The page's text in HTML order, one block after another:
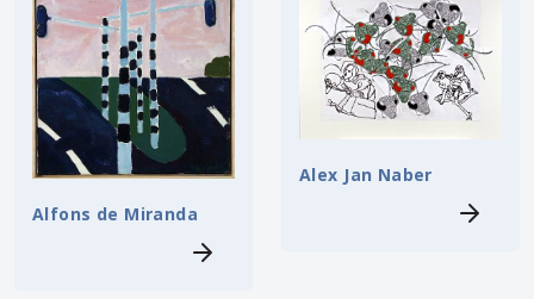
Alfons de Miranda
Alex Jan Naber